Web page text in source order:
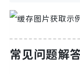
常见问题解